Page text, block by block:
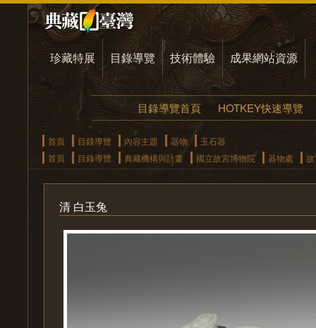
珍藏特展 目錄導覽 技術體驗 成果網站資源
目錄導覽首頁 HOTKEY快速導覽
首頁 目錄導覽 內容主題 器物
玉石器
首頁
目錄導覽 典藏機構與計畫 國立故宮博物院 器物處
清 白玉兔